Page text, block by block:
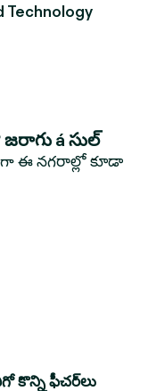
Technology
జరాగు á సుల్
ఈ నగరాల్లో కూడా
కొన్ని ఫీచర్‌లు